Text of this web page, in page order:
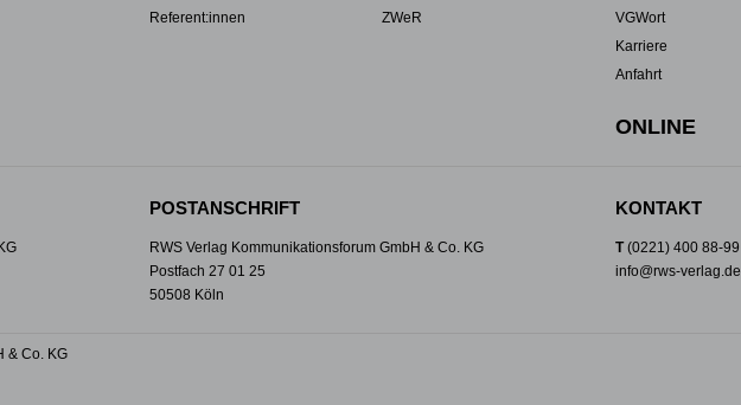
Referent:innen
ZWeR
VGWort
Karriere
Anfahrt
ONLINE
POSTANSCHRIFT
RWS Verlag Kommunikationsforum GmbH & Co. KG
Postfach 27 01 25
50508 Köln
KONTAKT
T(0221) 400 88-99
info@rws-verlag.de
& Co. KG